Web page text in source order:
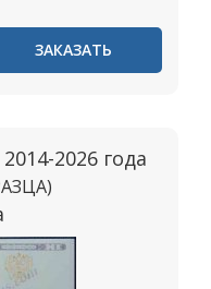
ЗАКАЗАТЬ
2026 года